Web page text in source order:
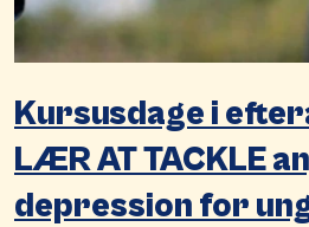
Kursusdage i
LÆR AT TACKLE
depression for